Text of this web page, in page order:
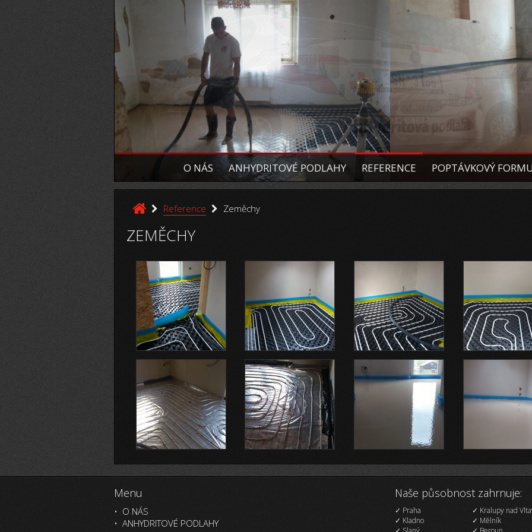
O NÁS ANHYDRITOVÉ PODLAHY REFERENCE POPTÁVKOVÝ
Reference Zeměchy
ZEMĚCHY
Menu
O NÁS
ANHYDRITOVÉ PODLAHY
Naše působnost zahrnuje:
Praha
Kralupy nad
Kladno
Mělník